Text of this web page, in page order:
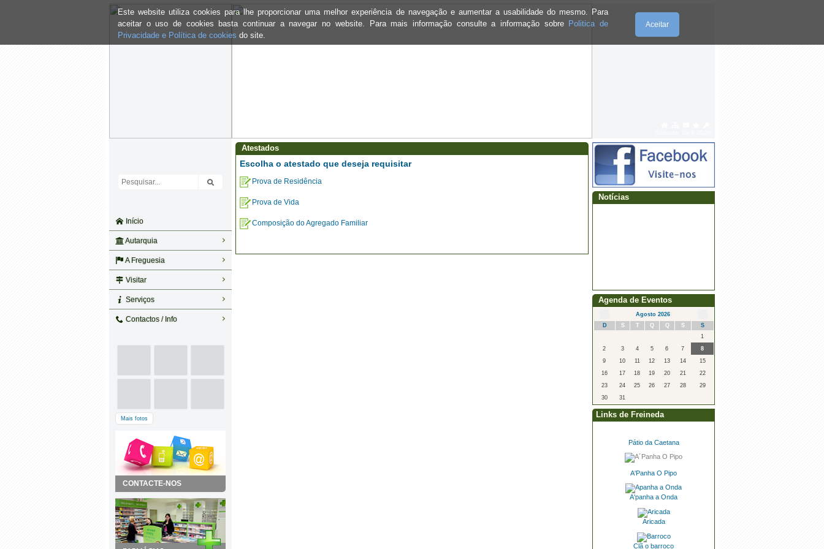
Este website utiliza cookies para lhe proporcionar uma melhor experiência de navegação e aumentar a usabilidade do mesmo. Para
aceitar o uso de cookies basta continuar a navegar no website. Para mais informação consulte a informação sobre Politica de
Privacidade e Política de cookies do site.
Aceitar
Início
Autarquia
A Freguesia
Visitar
Serviços
Contactos / Info
Mais fotos
CONTACTE-NOS
Atestados
Escolha o atestado que deseja requisitar
Prova de Residência
Prova de Vida
Composição do Agregado Familiar
Notícias
·Procedimento concursal
Agenda de Eventos
Agosto 2026
D
S T Q Q S
S
1
2
3 4 5 6 7
8
9
10 11 12 13 14
15
16
17 18 19 20 21
22
23
24 25 26 27 28
29
30
31
Links de Freineda
Pátio da Caetana
A'Panha O Pipo
A'panha a Onda
Aricada
Clã o barroco